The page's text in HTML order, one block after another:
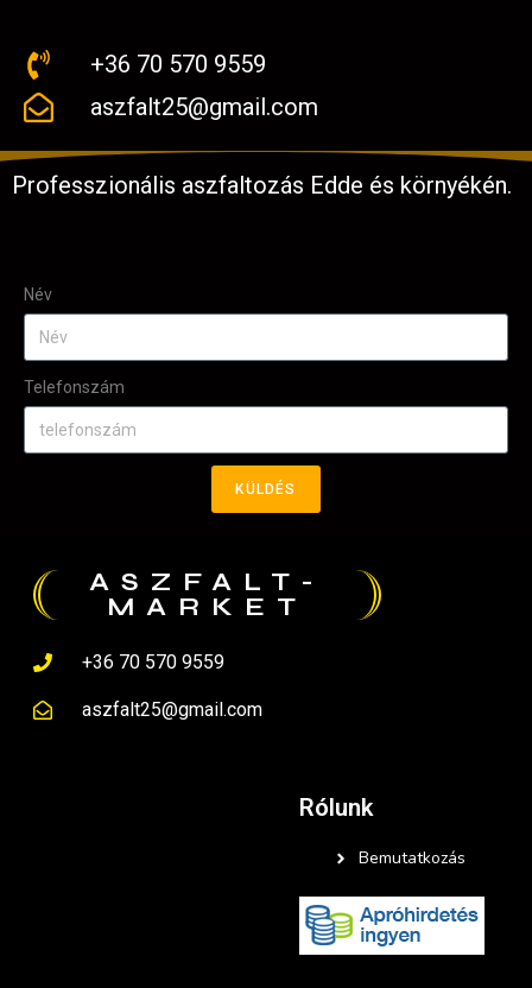
+36 70 570 9559
aszfalt25@gmail.com
Professzionális aszfaltozás Edde és környékén.
Név
Telefonszám
KÜLDÉS
ASZFALT-
MARKET
+36 70 570 9559
aszfalt25@gmail.com
Rólunk
Bemutatkozás